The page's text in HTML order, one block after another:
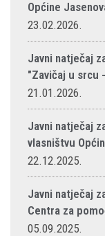
Općine
23.02.2026.
Javni natječaj
"Zavičaj u srcu
21.01.2026.
Javni natječaj
vlasništvu
22.12.2025.
Javni natječaj
Centra za
05.09.2025.